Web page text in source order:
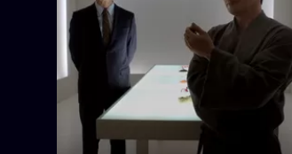
1. Re-entry
1. Re-entry
Tijdsduur
39 min
Astronaut Molly Woods probeert
opnieuw contact te maken met haar
echtgenoot John en zoon Ethan nadat
ze terugkeert van een 13 maanden
durende solomissie in de ruimte.